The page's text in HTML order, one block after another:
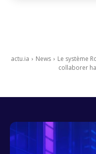
actu.ia News
Le système
collaborer